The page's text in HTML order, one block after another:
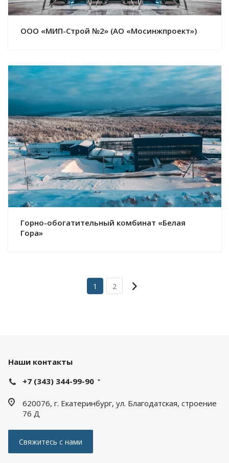
ООО «МИП-Строй №2» (АО «Мосинжпроект»)
Смотреть проект
Горно-обогатительный комбинат «Белая
Гора»
1 2
Наши контакты
+7 (343) 344-99-90
620076, г. Екатеринбург, ул. Благодатская, строение
76 Д
Свяжитесь с нами